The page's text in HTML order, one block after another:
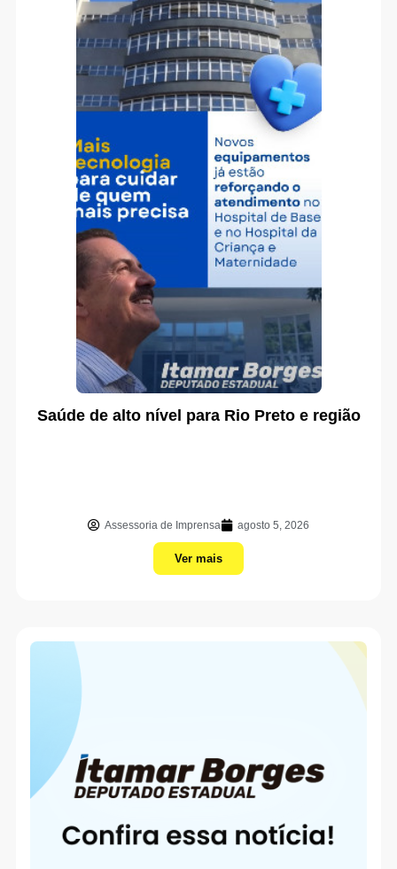
Saúde de alto nível para Rio Preto e região
Assessoria de Imprensa agosto 5, 2026
Ver mais